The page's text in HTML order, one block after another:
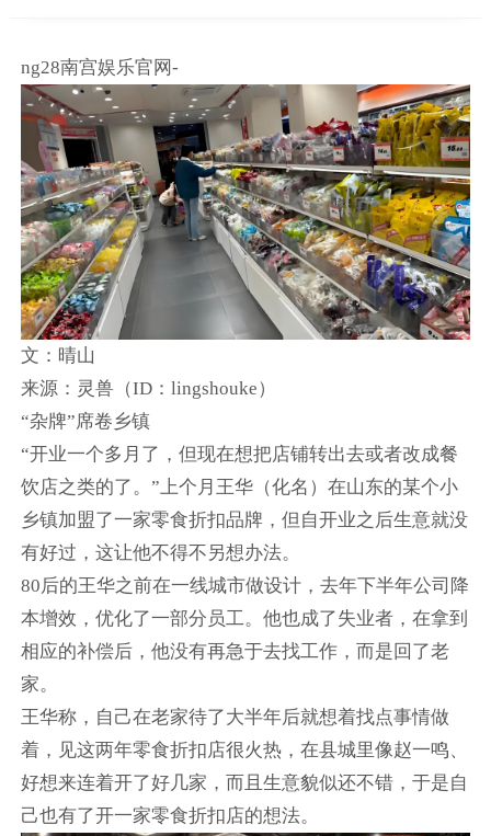
ng28南宫娱乐官网-
文：晴山
来源：灵兽（ID：lingshouke）
“杂牌”席卷乡镇
“开业一个多月了，但现在想把店铺转出去或者改成餐
饮店之类的了。”上个月王华（化名）在山东的某个小
乡镇加盟了一家零食折扣品牌，但自开业之后生意就没
有好过，这让他不得不另想办法。
80后的王华之前在一线城市做设计，去年下半年公司降
本增效，优化了一部分员工。他也成了失业者，在拿到
相应的补偿后，他没有再急于去找工作，而是回了老
家。
王华称，自己在老家待了大半年后就想着找点事情做
着，见这两年零食折扣店很火热，在县城里像赵一鸣、
好想来连着开了好几家，而且生意貌似还不错，于是自
己也有了开一家零食折扣店的想法。